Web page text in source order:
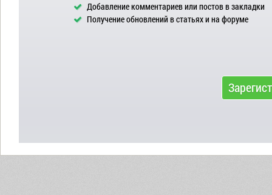
Добавление комментариев или постов в закладки
Получение обновлений в статьях и на форуме